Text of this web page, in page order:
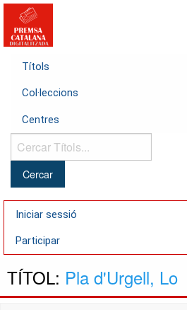
Títols
Col·leccions
Centres
Cercar
Títols...
Iniciar sessió
Participar
TÍTOL: Pla d'Urgell, Lo